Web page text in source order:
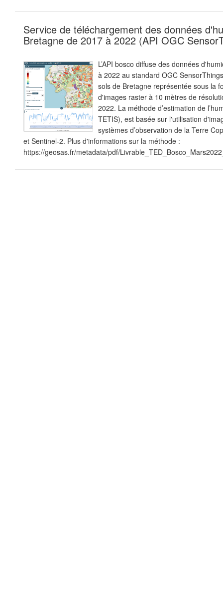
Service de téléchargement des données
Bretagne de 2017 à 2022 (API OGC
L’API bosco diffuse des données
à 2022 au standard OGC
sols de Bretagne représentée sous la
d'images raster à 10 mètres de
2022. La méthode d’estimation de
TETIS), est basée sur l'utilisation
systèmes d’observation de la Terre
et Sentinel-2. Plus d'informations sur la méthode :
https://geosas.fr/metadata/pdf/